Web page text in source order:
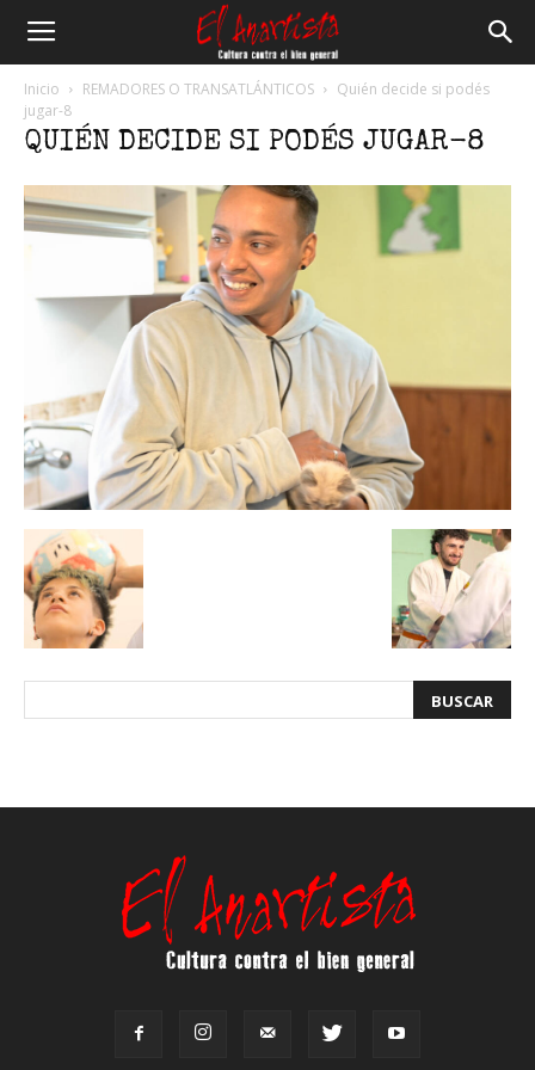
Anartista
Inicio REMADORES O TRANSATLÁNTICOS
Quién decide si podés
jugar-8
QUIÉN DECIDE SI PODÉS JUGAR-8